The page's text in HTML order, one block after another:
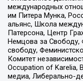
международных
им Питера Мунка,
альянс, Школа
Патерсона, Центр
Немцова за Свободу,
свободу,
Комитет
Occupation of
медиа, Либерально-